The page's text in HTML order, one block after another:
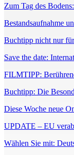
Zum Tag des
Bestandsaufnahme
Buchtipp nicht nur
Save the date:
FILMTIPP:
Buchtipp: Die
Diese Woche neue
UPDATE – EU
Wählen Sie mit: